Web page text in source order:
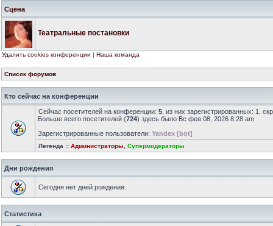
Сцена
Театральные постановки
Удалить cookies конференции | Наша команда
Список форумов
Кто сейчас на конференции
Сейчас посетителей на конференции: 5 , из них зарегистрированных: 1,
Больше всего посетителей (724) здесь было Вс фев 08, 2026 8:28 am
Зарегистрированные пользователи: Yandex [bot]
Легенда :: Администраторы Супермодераторы
Дни рождения
Сегодня нет дней рождения.
Статистика